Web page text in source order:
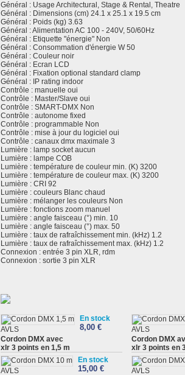
Général : Usage Architectural, Stage & Rental, Theatre
Général : Dimensions (cm) 24.1 x 25.1 x 19.5 cm
Général : Poids (kg) 3.63
Général : Alimentation AC 100 - 240V, 50/60Hz
Général : Etiquette "énergie" Non
Général : Consommation d'énergie W 50
Général : Couleur noir
Général : Ecran LCD
Général : Fixation optional standard clamp
Général : IP rating indoor
Contrôle : manuelle oui
Contrôle : Master/Slave oui
Contrôle : SMART-DMX Non
Contrôle : autonome fixed
Contrôle : programmable Non
Contrôle : mise à jour du logiciel oui
Contrôle : canaux dmx maximale 3
Lumière : lamp socket aucun
Lumière : lampe COB
Lumière : température de couleur min. (K) 3200
Lumière : température de couleur max. (K) 3200
Lumière : CRI 92
Lumière : couleurs Blanc chaud
Lumière : mélanger les couleurs Non
Lumière : fonctions zoom manuel
Lumière : angle faisceau (°) min. 10
Lumière : angle faisceau (°) max. 50
Lumière : taux de rafraîchissement min. (kHz) 1.2
Lumière : taux de rafraîchissement max. (kHz) 1.2
Connexion : entrée 3 pin XLR, rdm
Connexion : sortie 3 pin XLR
AVLS
Cordon DMX avec
xlr 3 points en 1,5 m
En stock
8,00 €
AVLS
Cordon DMX
xlr 3 points en
AVLS
En stock
15,00 € AVLS